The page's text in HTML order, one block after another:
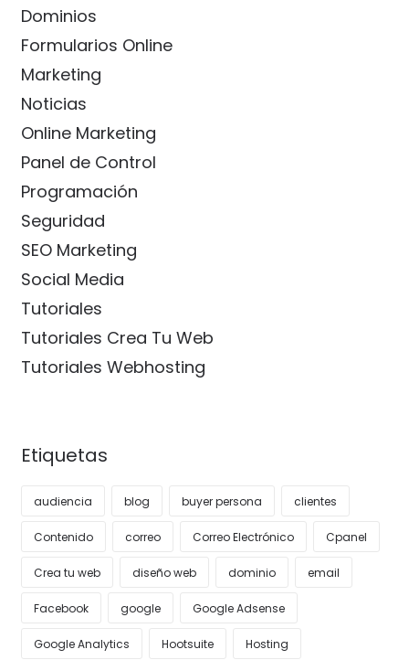
Dominios
Formularios Online
Marketing
Noticias
Online Marketing
Panel de Control
Programación
Seguridad
SEO Marketing
Social Media
Tutoriales
Tutoriales Crea Tu Web
Tutoriales Webhosting
Etiquetas
audiencia blog buyer persona clientes
Contenido correo Correo Electrónico Cpanel
Crea tu web diseño web dominio email
Facebook google Google Adsense
Google Analytics Hootsuite Hosting